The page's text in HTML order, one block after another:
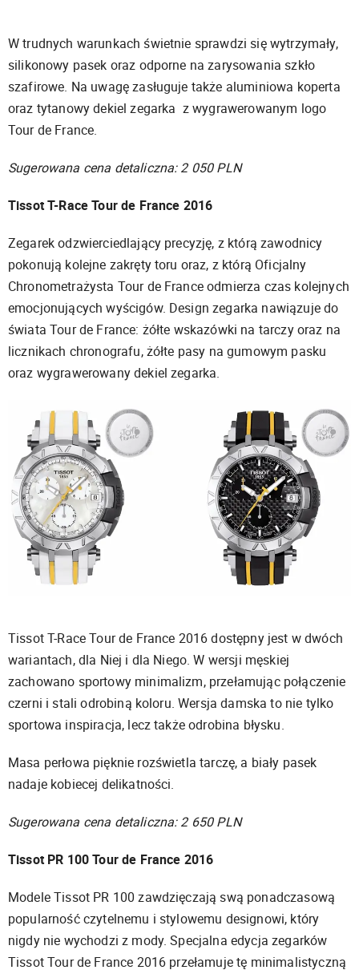
W trudnych warunkach świetnie sprawdzi się wytrzymały,
silikonowy pasek oraz odporne na zarysowania szkło
szafirowe. Na uwagę zasługuje także aluminiowa koperta
oraz tytanowy dekiel zegarka z wygrawerowanym logo
Tour de France.
Sugerowana cena detaliczna: 2 050 PLN
Tissot T-Race Tour de France 2016
Zegarek odzwierciedlający precyzję, z którą zawodnicy
pokonują kolejne zakręty toru oraz, z którą Oficjalny
Chronometrażysta Tour de France odmierza czas kolejnych
emocjonujących wyścigów. Design zegarka nawiązuje do
świata Tour de France: żółte wskazówki na tarczy oraz na
licznikach chronografu, żółte pasy na gumowym pasku
oraz wygrawerowany dekiel zegarka.
Tissot T-Race Tour de France 2016 dostępny jest w dwóch
wariantach, dla Niej i dla Niego. W wersji męskiej
zachowano sportowy minimalizm, przełamując połączenie
czerni i stali odrobiną koloru. Wersja damska to nie tylko
sportowa inspiracja, lecz także odrobina błysku.
Masa perłowa pięknie rozświetla tarczę, a biały pasek
nadaje kobiecej delikatności.
Sugerowana cena detaliczna: 2 650 PLN
Tissot PR 100 Tour de France 2016
Modele Tissot PR 100 zawdzięczają swą ponadczasową
popularność czytelnemu i stylowemu designowi, który
nigdy nie wychodzi z mody. Specjalna edycja zegarków
Tissot Tour de France 2016 przełamuje tę minimalistyczną